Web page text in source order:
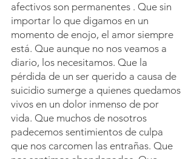
afectivos son permanentes . Que sin
importar lo que digamos en un
momento de enojo, el amor siempre
está. Que aunque no nos veamos a
diario, los necesitamos. Que la
pérdida de un ser querido a causa de
suicidio sumerge a quienes quedamos
vivos en un dolor inmenso de por
vida. Que muchos de nosotros
padecemos sentimientos de culpa
que nos carcomen las entrañas. Que